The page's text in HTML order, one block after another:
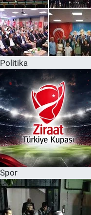
Politika
Spor